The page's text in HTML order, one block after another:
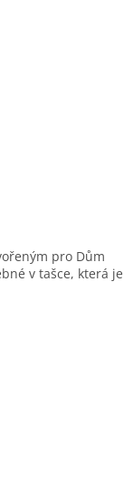
pro Dům
v tašce, která je